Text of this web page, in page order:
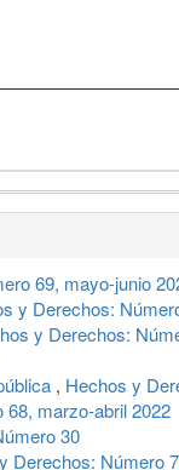
69, mayo-junio
y Derechos:
y Derechos:
, Hechos y
marzo-abril 2022
30
Derechos: Número